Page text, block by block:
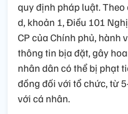
quy định pháp luật.
d, khoản 1, Điều 101
CP của Chính phủ, hành
thông tin bịa đặt, gây
nhân dân có thể bị phạt
đồng đối với tổ chức, từ
với cá nhân.